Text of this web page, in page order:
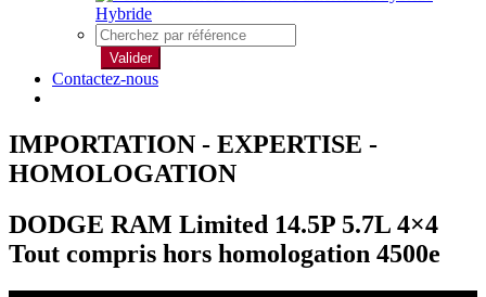
Hybride
Valider
Contactez-nous
IMPORTATION - EXPERTISE -
HOMOLOGATION
DODGE RAM Limited 14.5P 5.7L 4×4
Tout compris hors homologation 4500e